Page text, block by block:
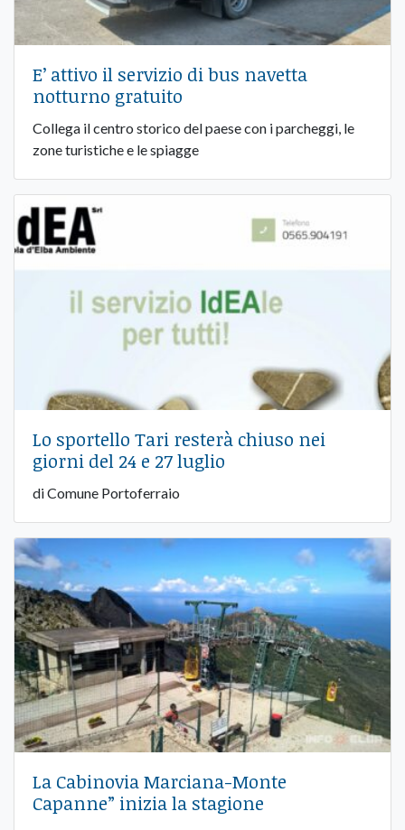
E’ attivo il servizio di bus navetta
notturno gratuito
Collega il centro storico del paese con i parcheggi, le
zone turistiche e le spiagge
Lo sportello Tari resterà chiuso nei
giorni del 24 e 27 luglio
di Comune Portoferraio
La Cabinovia Marciana-Monte
Capanne” inizia la stagione